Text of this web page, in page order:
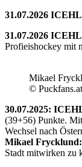
31.07.2026 ICEHL
31.07.2026
Profieishockey mit
Mikael
©
30.07.2025:
(39+56) Punkte.
Wechsel nach
Mikael Frycklund:
Stadt mitwirken zu